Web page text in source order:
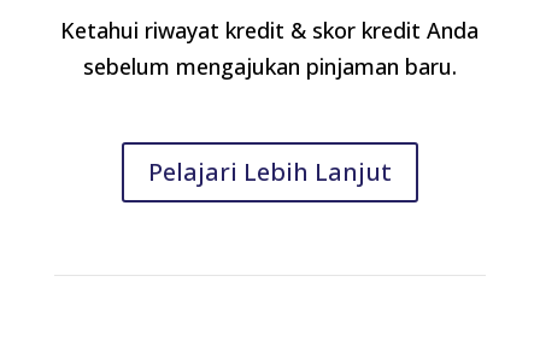
Ketahui riwayat kredit & skor kredit Anda
sebelum mengajukan pinjaman baru.
Pelajari Lebih Lanjut